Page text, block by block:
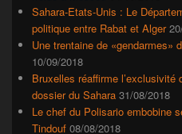
Sahara-Etats-Unis : Le
politique entre Rabat et Alger
Une trentaine de «gendarmes»
10/09/2018
Bruxelles réaffirme l’exclusivité
dossier du Sahara 31/08/2018
Le chef du Polisario embobine
Tindouf 08/08/2018